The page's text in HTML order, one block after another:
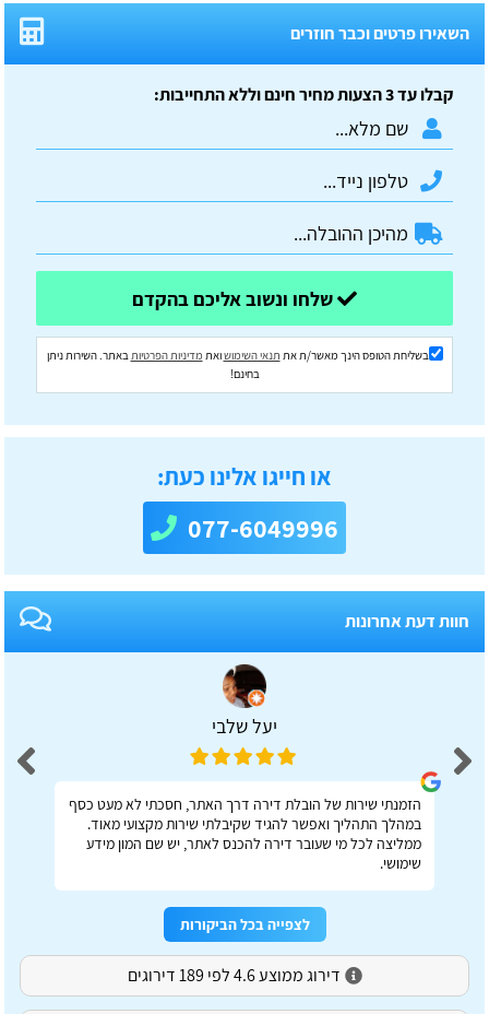
השאירו פרטים וכבר חוזרים
קבלו עד 3 הצעות מחיר חינם וללא התחייבות:
בשליחת הטופס הינך מאשר/ת את תנאי השימושואת מדיניות הפרטיותבאתר. השירות ניתן
בחינם!
או חייגו אלינו כעת:
077-6049996
חוות דעת אחרונות
יעל שלבי
הזמנתי שירות של הובלת דירה דרך האתר, חסכתי לא מעט כסף
במהלך התהליך ואפשר להגיד שקיבלתי שירות מקצועי מאוד.
ממליצה לכל מי שעובר דירה להכנס לאתר, יש שם המון מידע
שימושי.
לצפייה בכל הביקורות
דירוג ממוצע 4.6 לפי 189 דירוגים